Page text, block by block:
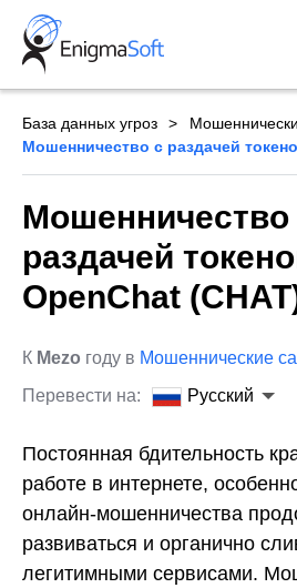
Skip
content
База данных угроз
Мошенничество с раздачей
Мошенничество
раздачей
OpenChat
К Mezo году в Мошеннические
Перевести на:
Русский
Постоянная бдительность
работе в интернете,
онлайн-мошенничества
развиваться и органично
легитимными сервисами.